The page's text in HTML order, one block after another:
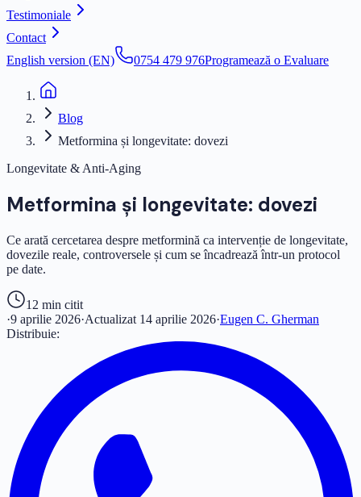
Testimoniale
Contact
English version (EN)
0754 479 976Programează o Evaluare
Blog
Metformina și longevitate: dovezi
Longevitate & Anti-Aging
Metformina și longevitate: dovezi
Ce arată cercetarea despre metformină ca intervenție de longevitate,
dovezile reale, controversele și cum se încadrează într-un protocol
pe date.
12 min citit
·9 aprilie 2026·Actualizat 14 aprilie 2026·Eugen C. Gherman
Distribuie: